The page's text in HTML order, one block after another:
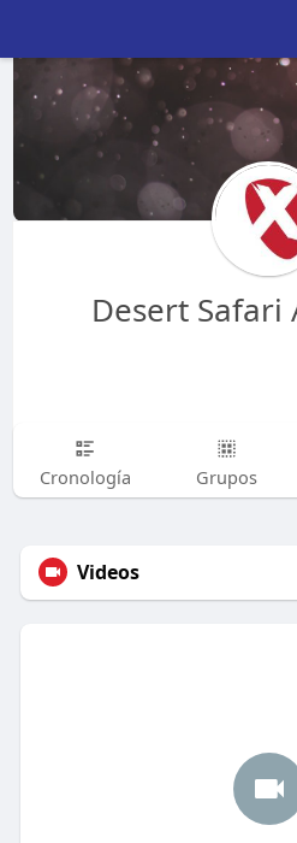
Desert Safari
Cronología Grupos
Videos